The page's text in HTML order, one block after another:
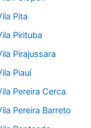
Pita
Pirituba
Pirajussara
Piauí
Pereira Cerca
Pereira Barreto